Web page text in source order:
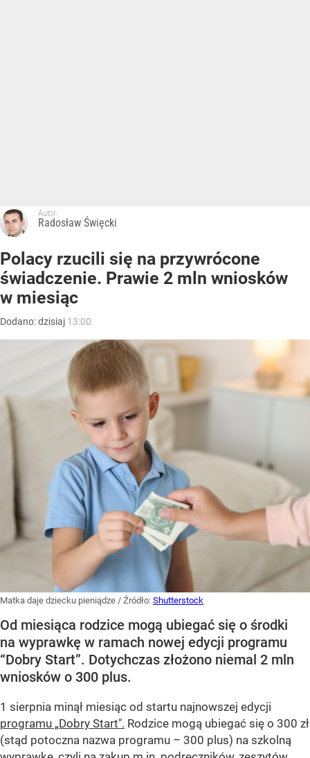
Autor:
Radosław Święcki
Polacy rzucili się na przywrócone
świadczenie. Prawie 2 mln wniosków
w miesiąc
Dodano:dzisiaj 13:00
Matka daje dziecku pieniądze / Źródło: Shutterstock
Od miesiąca rodzice mogą ubiegać się o środki
na wyprawkę w ramach nowej edycji programu
“Dobry Start”. Dotychczas złożono niemal 2 mln
wniosków o 300 plus.
1 sierpnia minął miesiąc od startu najnowszej edycji
programu „Dobry Start". Rodzice mogą ubiegać się o 300 zł
(stąd potoczna nazwa programu – 300 plus) na szkolną